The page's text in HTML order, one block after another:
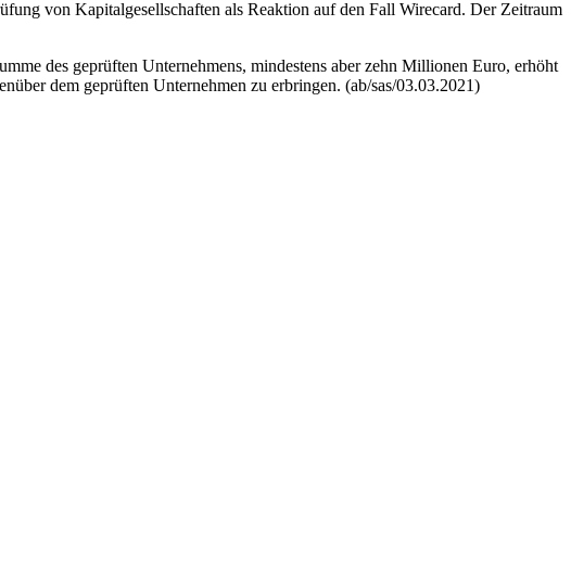
von Kapitalgesellschaften als Reaktion auf den Fall Wirecard. Der Zeitraum
des geprüften Unternehmens, mindestens aber zehn Millionen Euro, erhöht
dem geprüften Unternehmen zu erbringen. (ab/sas/03.03.2021)